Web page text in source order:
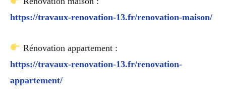
https://travaux-renovation-13.fr/renovation-maison/
Rénovation appartement :
https://travaux-renovation-13.fr/renovation-
appartement/